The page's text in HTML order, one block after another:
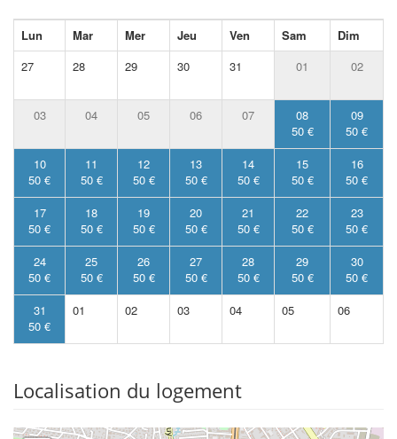
Lun Mar Mer Jeu Ven Sam
Dim
27
28 29 30 31 01 02
03 04 05 06 07
08
50 €
09
50 €
10
50 €
11
50 €
12
50 €
13
50 €
14
50 €
15
50 €
16
50 €
17
50 €
18
50 €
19
50 €
20
50 €
21
50 €
22
50 €
23
50 €
24
50 €
25
50 €
26
50 €
27
50 €
28
50 €
29
50 €
30
50 €
31
50 €
01 02 03 04 05 06
Localisation du logement